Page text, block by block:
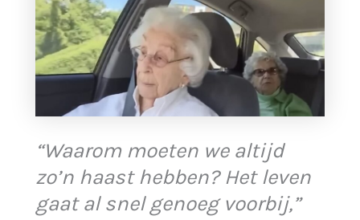
“Waarom moeten we altijd
zo’n haast hebben? Het leven
gaat al snel genoeg voorbij,”